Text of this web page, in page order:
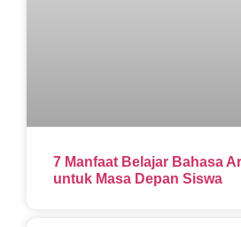
7 Manfaat Belajar Bahasa
untuk Masa Depan Siswa